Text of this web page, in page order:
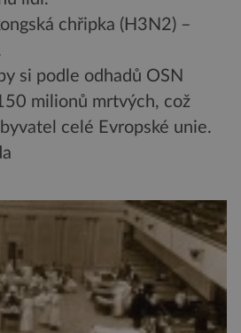
chřipka (H3N2) –
si podle odhadů OSN
milionů mrtvých, což
celé Evropské unie.